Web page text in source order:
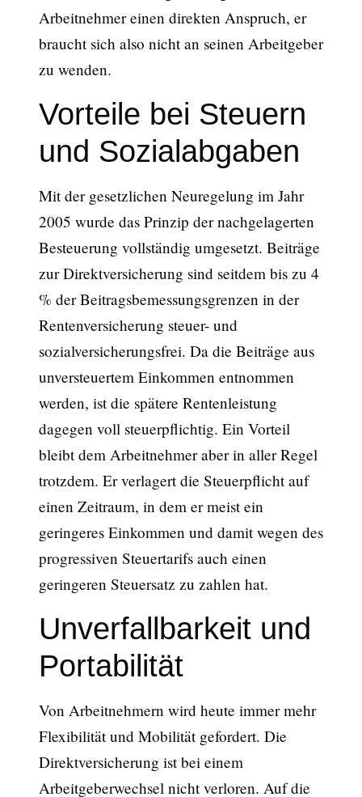
Arbeitnehmer einen direkten Anspruch, er
braucht sich also nicht an seinen Arbeitgeber
zu wenden.
Vorteile bei Steuern
und Sozialabgaben
Mit der gesetzlichen Neuregelung im Jahr
2005 wurde das Prinzip der nachgelagerten
Besteuerung vollständig umgesetzt. Beiträge
zur Direktversicherung sind seitdem bis zu 4
% der Beitragsbemessungsgrenzen in der
Rentenversicherung steuer- und
sozialversicherungsfrei. Da die Beiträge aus
unversteuertem Einkommen entnommen
werden, ist die spätere Rentenleistung
dagegen voll steuerpflichtig. Ein Vorteil
bleibt dem Arbeitnehmer aber in aller Regel
trotzdem. Er verlagert die Steuerpflicht auf
einen Zeitraum, in dem er meist ein
geringeres Einkommen und damit wegen des
progressiven Steuertarifs auch einen
geringeren Steuersatz zu zahlen hat.
Unverfallbarkeit und
Portabilität
Von Arbeitnehmern wird heute immer mehr
Flexibilität und Mobilität gefordert. Die
Direktversicherung ist bei einem
Arbeitgeberwechsel nicht verloren. Auf die